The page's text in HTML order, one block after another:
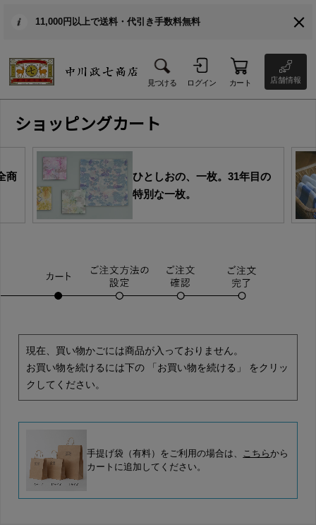
11,000円以上で送料・代引き手数料無料
見つける ログイン カート 店舗情報
ショッピングカート
商
ひとしおの、一枚。31年目の
特別な一枚。
現在、買い物かごには商品が入っておりません。
お買い物を続けるには下の 「お買い物を続ける」 をクリッ
クしてください。
手提げ袋（有料）をご利用の場合は、 こちらから
カートに追加してください。